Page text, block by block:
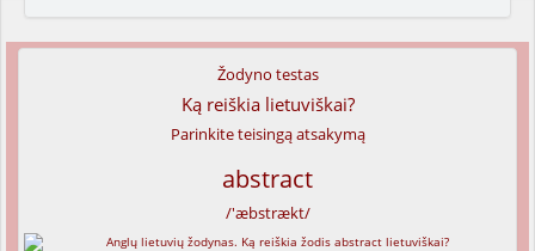
Žodyno testas
Ką reiškia lietuviškai?
Parinkite teisingą atsakymą
abstract
/'æbstrækt/